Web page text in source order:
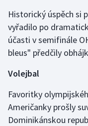
Historický úspěch si
vyřadilo po
účasti v semifinále
bleus" předčily
Volejbal
Favoritky
Američanky prošly
Dominikánskou